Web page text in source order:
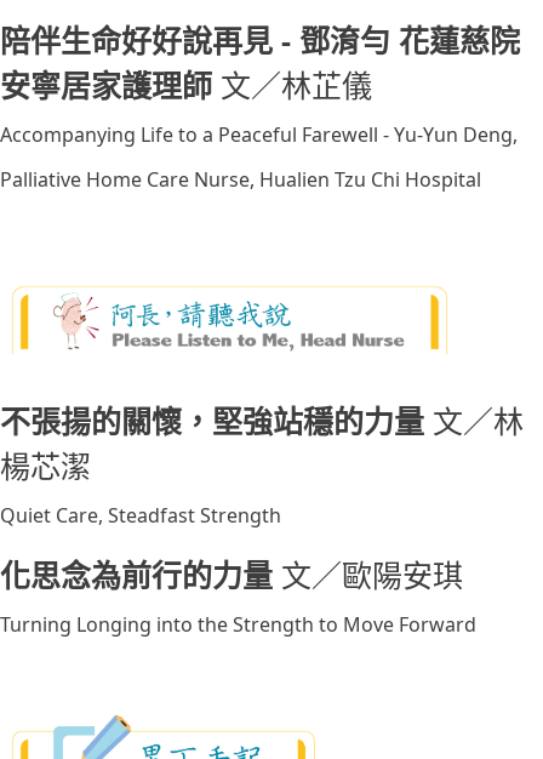
陪伴生命好好說再見 - 鄧淯勻 花蓮慈院
安寧居家護理師 文／林芷儀
Accompanying Life to a Peaceful Farewell - Yu-Yun Deng,
Palliative Home Care Nurse, Hualien Tzu Chi Hospital
不張揚的關懷，堅強站穩的力量 文／林
楊芯潔
Quiet Care, Steadfast Strength
化思念為前行的力量 文／歐陽安琪
Turning Longing into the Strength to Move Forward